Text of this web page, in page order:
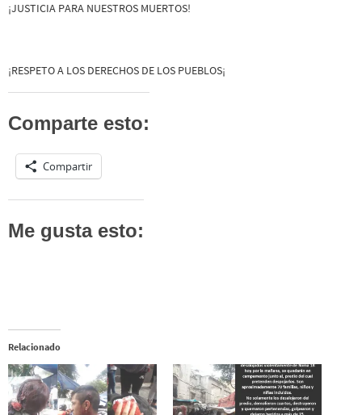
¡JUSTICIA PARA NUESTROS MUERTOS!
¡RESPETO A LOS DERECHOS DE LOS PUEBLOS¡
Comparte esto:
Compartir
Me gusta esto:
Relacionado